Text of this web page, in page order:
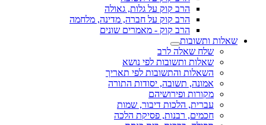
הרב קוק על גלות, גאולה
הרב קוק על חברה, מדינה, מלחמה
הרב קוק - מאמרים שונים
שאלות ותשובות
שלח שאלה לרב
שאלות ותשובות לפי נושא
השאלות והתשובות לפי תאריך
אמונה, תשובה, יסודות התורה
מקורות ופירושיהם
עברית, הלכות דיבור, שמות
חכמים, רבנות, פסיקת הלכה